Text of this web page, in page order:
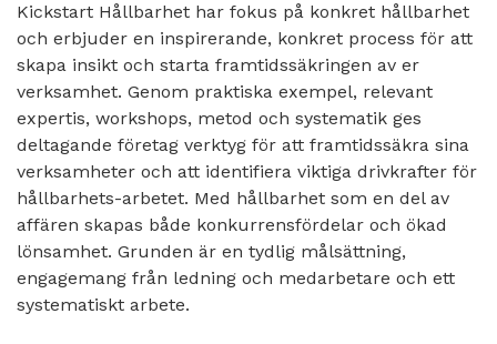
Kickstart Hållbarhet har fokus på konkret hållbarhet
och erbjuder en inspirerande, konkret process för att
skapa insikt och starta framtidssäkringen av er
verksamhet. Genom praktiska exempel, relevant
expertis, workshops, metod och systematik ges
deltagande företag verktyg för att framtidssäkra sina
verksamheter och att identifiera viktiga drivkrafter för
hållbarhets-arbetet. Med hållbarhet som en del av
affären skapas både konkurrensfördelar och ökad
lönsamhet. Grunden är en tydlig målsättning,
engagemang från ledning och medarbetare och ett
systematiskt arbete.